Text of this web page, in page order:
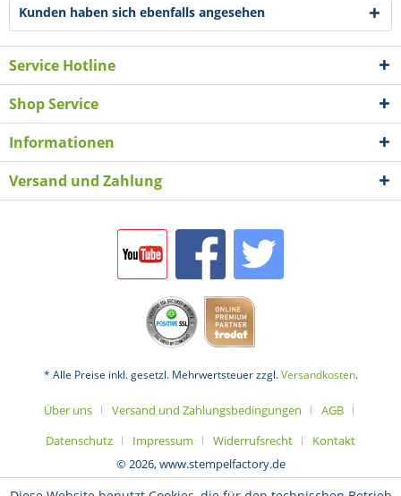
Kunden haben sich ebenfalls angesehen
Service Hotline
Shop Service
Informationen
Versand und Zahlung
* Alle Preise inkl. gesetzl. Mehrwertsteuer zzgl.Versandkosten.
Über uns Versand und Zahlungsbedingungen
AGB
Datenschutz
Impressum Widerrufsrecht
Kontakt
© 2026, www.stempelfactory.de